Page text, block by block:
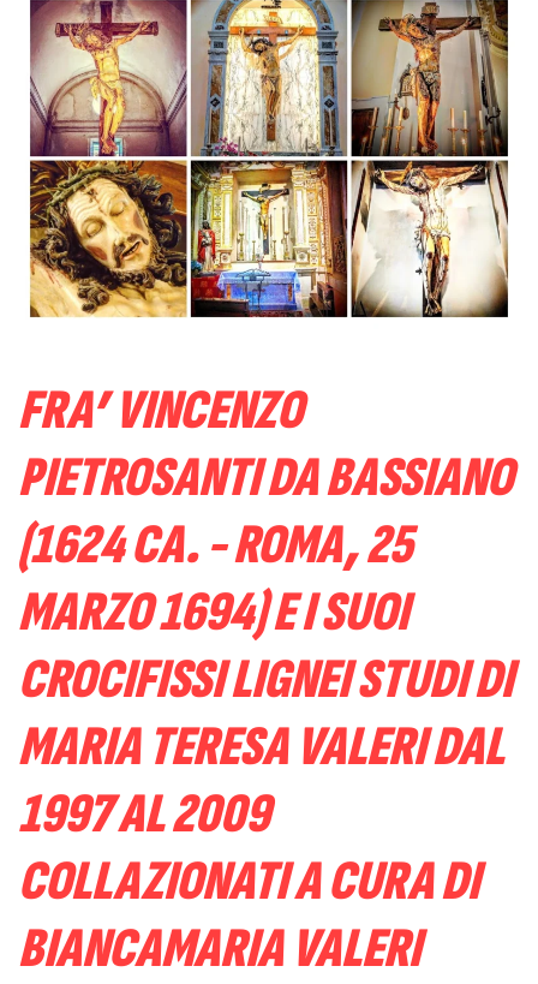
FRA’ VINCENZO
PIETROSANTI DA BASSIANO
(1624 CA. - ROMA, 25
MARZO 1694) E I SUOI
CROCIFISSI LIGNEI STUDI DI
MARIA TERESA VALERI DAL
1997 AL 2009
COLLAZIONATI A CURA DI
BIANCAMARIA VALERI